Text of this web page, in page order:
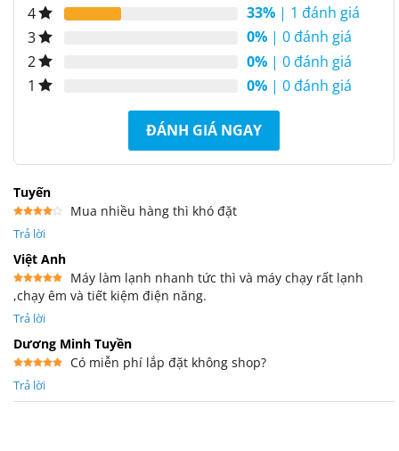
4
33% | 1 đánh giá
3
0% | 0 đánh giá
2
0% | 0 đánh giá
1
0% | 0 đánh giá
ĐÁNH GIÁ NGAY
Tuyến
xếp
5 sao
Mua nhiều hàng thì khó đặt
Trả lời
Việt Anh
Được xếp
hạng5
5
sao
Máy làm lạnh nhanh tức thì và máy chạy rất lạnh
,chạy êm và tiết kiệm điện năng.
Trả lời
Dương Minh Tuyền
hạng5
Có miễn phí lắp đặt không shop?
Trả lời